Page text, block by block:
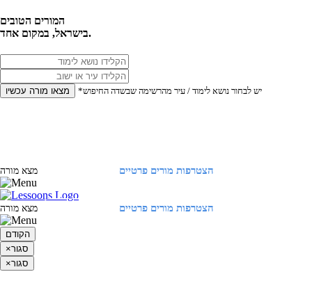
המורים הטובים
בישראל, במקום אחד.
מצאו מורה עכשיו *יש לבחור נושא לימוד / עיר מהרשימה שבשדה החיפוש
הצטרפות מורים פרטיים מצא מורה
הצטרפות מורים פרטיים מצא מורה
הקודם
×סגור
×סגור